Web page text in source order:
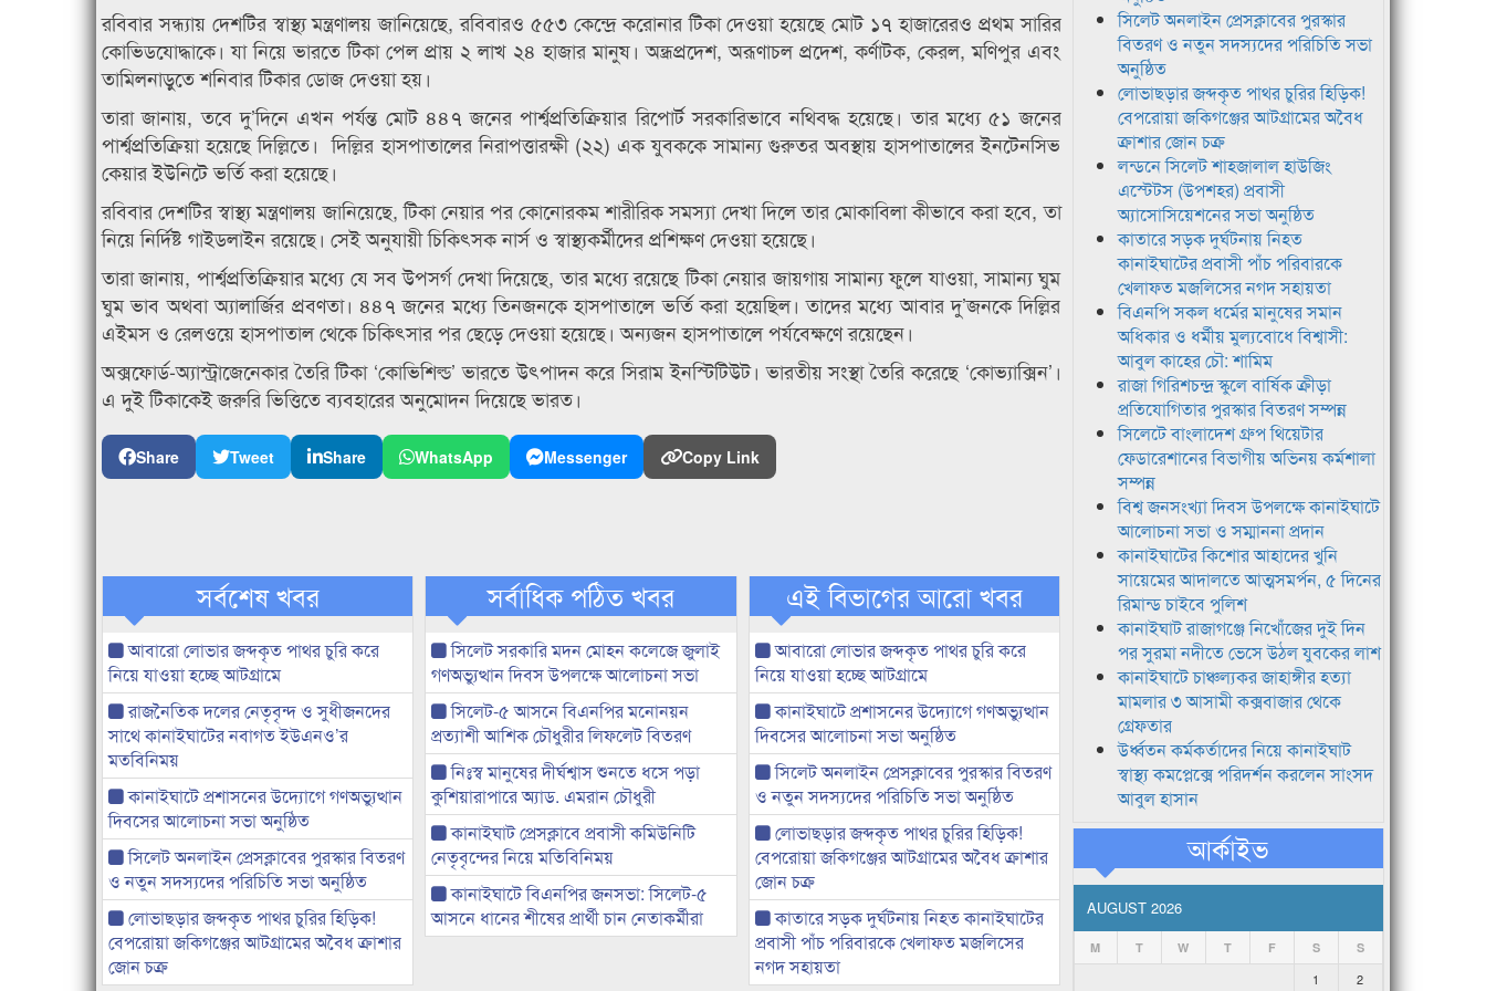
রবিবার সন্ধ্যায় দেশটির স্বাস্থ্য মন্ত্রণালয় জানিয়েছে, রবিবারও ৫৫৩ কেন্দ্রে করোনার টিকা দেওয়া হয়েছে মোট ১৭ হাজারেরও প্রথম সারির
কোভিডযোদ্ধাকে। যা নিয়ে ভারতে টিকা পেল প্রায় ২ লাখ ২৪ হাজার মানুষ। অন্ধ্রপ্রদেশ, অরূণাচল প্রদেশ, কর্ণাটক, কেরল, মণিপুর এবং
তামিলনাড়ুতে শনিবার টিকার ডোজ দেওয়া হয়।
তারা জানায়, তবে দু’দিনে এখন পর্যন্ত মোট ৪৪৭ জনের পার্শ্বপ্রতিক্রিয়ার রিপোর্ট সরকারিভাবে নথিবদ্ধ হয়েছে। তার মধ্যে ৫১ জনের
পার্শ্বপ্রতিক্রিয়া হয়েছে দিল্লিতে। দিল্লির হাসপাতালের নিরাপত্তারক্ষী (২২) এক যুবককে সামান্য গুরুতর অবস্থায় হাসপাতালের ইনটেনসিভ
কেয়ার ইউনিটে ভর্তি করা হয়েছে।
রবিবার দেশটির স্বাস্থ্য মন্ত্রণালয় জানিয়েছে, টিকা নেয়ার পর কোনোরকম শারীরিক সমস্যা দেখা দিলে তার মোকাবিলা কীভাবে করা হবে, তা
নিয়ে নির্দিষ্ট গাইডলাইন রয়েছে। সেই অনুযায়ী চিকিৎসক নার্স ও স্বাস্থ্যকর্মীদের প্রশিক্ষণ দেওয়া হয়েছে।
তারা জানায়, পার্শ্বপ্রতিক্রিয়ার মধ্যে যে সব উপসর্গ দেখা দিয়েছে, তার মধ্যে রয়েছে টিকা নেয়ার জায়গায় সামান্য ফুলে যাওয়া, সামান্য ঘুম
ঘুম ভাব অথবা অ্যালার্জির প্রবণতা। ৪৪৭ জনের মধ্যে তিনজনকে হাসপাতালে ভর্তি করা হয়েছিল। তাদের মধ্যে আবার দু’জনকে দিল্লির
এইমস ও রেলওয়ে হাসপাতাল থেকে চিকিৎসার পর ছেড়ে দেওয়া হয়েছে। অন্যজন হাসপাতালে পর্যবেক্ষণে রয়েছেন।
অক্সফোর্ড-অ্যাস্ট্রাজেনেকার তৈরি টিকা ‘কোভিশিল্ড’ ভারতে উৎপাদন করে সিরাম ইনস্টিটিউট। ভারতীয় সংস্থা তৈরি করেছে ‘কোভ্যাক্সিন’।
এ দুই টিকাকেই জরুরি ভিত্তিতে ব্যবহারের অনুমোদন দিয়েছে ভারত।
Share Tweet Share WhatsApp Messenger Copy Link
সর্বশেষ খবর
আবারো লোভার জব্দকৃত পাথর চুরি করে
নিয়ে যাওয়া হচ্ছে আটগ্রামে
রাজনৈতিক দলের নেতৃবৃন্দ ও সুধীজনদের
সাথে কানাইঘাটের নবাগত ইউএনও’র
মতবিনিময়
কানাইঘাটে প্রশাসনের উদ্যোগে গণঅভ্যুত্থান
দিবসের আলোচনা সভা অনুষ্ঠিত
সিলেট অনলাইন প্রেসক্লাবের পুরস্কার বিতরণ
ও নতুন সদস্যদের পরিচিতি সভা অনুষ্ঠিত
লোভাছড়ার জব্দকৃত পাথর চুরির হিড়িক!
বেপরোয়া জকিগঞ্জের আটগ্রামের অবৈধ ক্রাশার
জোন চক্র
সর্বাধিক পঠিত খবর
সিলেট সরকারি মদন মোহন কলেজে জুলাই
গণঅভ্যুত্থান দিবস উপলক্ষে আলোচনা সভা
সিলেট-৫ আসনে বিএনপির মনোনয়ন
প্রত্যাশী আশিক চৌধুরীর লিফলেট বিতরণ
নিঃস্ব মানুষের দীর্ঘশ্বাস শুনতে ধসে পড়া
কুশিয়ারাপারে অ্যাড. এমরান চৌধুরী
কানাইঘাট প্রেসক্লাবে প্রবাসী কমিউনিটি
নেতৃবৃন্দের নিয়ে মতিবিনিময়
কানাইঘাটে বিএনপির জনসভা: সিলেট-৫
আসনে ধানের শীষের প্রার্থী চান নেতাকর্মীরা
এই বিভাগের আরো খবর
আবারো লোভার জব্দকৃত পাথর চুরি করে
নিয়ে যাওয়া হচ্ছে আটগ্রামে
কানাইঘাটে প্রশাসনের উদ্যোগে গণঅভ্যুত্থান
দিবসের আলোচনা সভা অনুষ্ঠিত
সিলেট অনলাইন প্রেসক্লাবের পুরস্কার বিতরণ
ও নতুন সদস্যদের পরিচিতি সভা অনুষ্ঠিত
লোভাছড়ার জব্দকৃত পাথর চুরির হিড়িক!
বেপরোয়া জকিগঞ্জের আটগ্রামের অবৈধ ক্রাশার
জোন চক্র
কাতারে সড়ক দুর্ঘটনায় নিহত কানাইঘাটের
প্রবাসী পাঁচ পরিবারকে খেলাফত মজলিসের
নগদ সহায়তা
সিলেট অনলাইন প্রেসক্লাবের পুরস্কার
বিতরণ ও নতুন সদস্যদের পরিচিতি সভা
অনুষ্ঠিত
লোভাছড়ার জব্দকৃত পাথর চুরির হিড়িক!
বেপরোয়া জকিগঞ্জের আটগ্রামের অবৈধ
ক্রাশার জোন চক্র
লন্ডনে সিলেট শাহজালাল হাউজিং
এস্টেটস (উপশহর) প্রবাসী
অ্যাসোসিয়েশনের সভা অনুষ্ঠিত
কাতারে সড়ক দুর্ঘটনায় নিহত
কানাইঘাটের প্রবাসী পাঁচ পরিবারকে
খেলাফত মজলিসের নগদ সহায়তা
বিএনপি সকল ধর্মের মানুষের সমান
অধিকার ও ধর্মীয় মুল্যবোধে বিশ্বাসী:
আবুল কাহের চৌ: শামিম
রাজা গিরিশচন্দ্র স্কুলে বার্ষিক ক্রীড়া
প্রতিযোগিতার পুরস্কার বিতরণ সম্পন্ন
সিলেটে বাংলাদেশ গ্রুপ থিয়েটার
ফেডারেশানের বিভাগীয় অভিনয় কর্মশালা
সম্পন্ন
বিশ্ব জনসংখ্যা দিবস উপলক্ষে কানাইঘাটে
আলোচনা সভা ও সম্মাননা প্রদান
কানাইঘাটের কিশোর আহাদের খুনি
সায়েমের আদালতে আত্মসমর্পন, ৫ দিনের
রিমান্ড চাইবে পুলিশ
কানাইঘাট রাজাগঞ্জে নিখোঁজের দুই দিন
পর সুরমা নদীতে ভেসে উঠল যুবকের লাশ
কানাইঘাটে চাঞ্চল্যকর জাহাঙ্গীর হত্যা
মামলার ৩ আসামী কক্সবাজার থেকে
গ্রেফতার
উর্ধ্বতন কর্মকর্তাদের নিয়ে কানাইঘাট
স্বাস্থ্য কমপ্লেক্সে পরিদর্শন করলেন সাংসদ
আবুল হাসান
আর্কাইভ
AUGUST 2026
M T W T F S S
1
2